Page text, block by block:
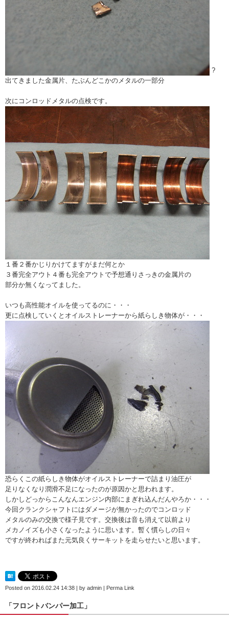
?
出てきました金属片、たぶんどこかのメタルの一部分
次にコンロッドメタルの点検です。
１番２番かじりかけてますがまだ何とか
３番完全アウト４番も完全アウトで予想通りさっきの金属片の
部分か無くなってました。
いつも高性能オイルを使ってるのに・・・
更に点検していくとオイルストレーナーから紙らしき物体が・・・
恐らくこの紙らしき物体がオイルストレーナーで詰まり油圧が
足りなくなり潤滑不足になったのが原因かと思われます。
しかしどっからこんなんエンジン内部にまぎれ込んだんやろか・・・
今回クランクシャフトにはダメージが無かったのでコンロッド
メタルのみの交換で様子見です。交換後は音も消えて以前より
メカノイズも小さくなったように思います。暫く慣らしの日々
ですが終わればまた元気良くサーキットを走らせたいと思います。
Posted on 2016.02.24 14:38 | by admin | Perma Link
「フロントバンパー加工」